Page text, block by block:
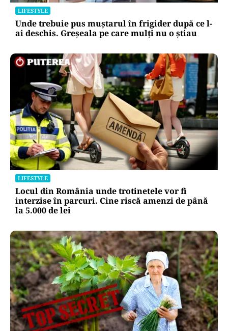
LIFESTYLE
Unde trebuie pus muștarul în frigider după ce l-
ai deschis. Greșeala pe care mulți nu o știau
LIFESTYLE
Locul din România unde trotinetele vor fi
interzise în parcuri. Cine riscă amenzi de până
la 5.000 de lei